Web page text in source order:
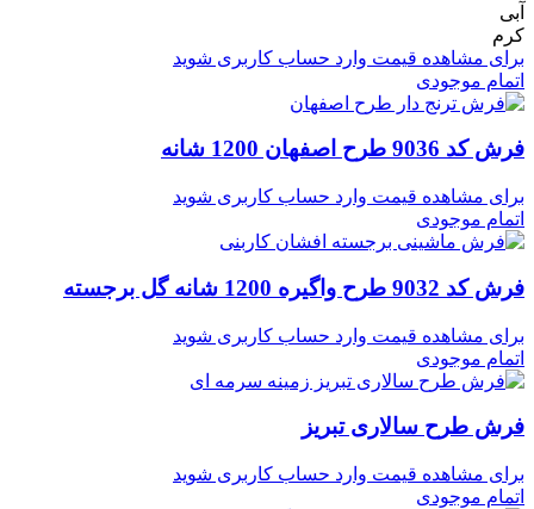
آبی
کرم
برای مشاهده قیمت وارد حساب کاربری شوید
اتمام موجودی
فرش کد 9036 طرح اصفهان 1200 شانه
برای مشاهده قیمت وارد حساب کاربری شوید
اتمام موجودی
فرش کد 9032 طرح واگیره 1200 شانه گل برجسته
برای مشاهده قیمت وارد حساب کاربری شوید
اتمام موجودی
فرش طرح سالاری تبریز
برای مشاهده قیمت وارد حساب کاربری شوید
اتمام موجودی